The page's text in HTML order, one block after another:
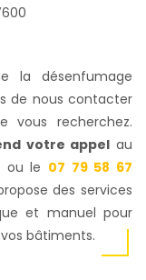
la désenfumage
de nous contacter
vous recherchez.
votre appel au
ou le 07 79 58 67
des services
et manuel pour
bâtiments.